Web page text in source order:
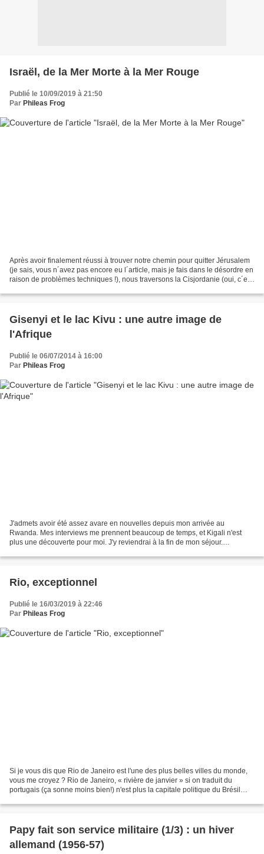
Israël, de la Mer Morte à la Mer Rouge
Publié le 10/09/2019 à 21:50
Par Phileas Frog
Après avoir finalement réussi à trouver notre chemin pour quitter Jérusalem
(je sais, vous n´avez pas encore eu l´article, mais je fais dans le désordre en
raison de problèmes techniques !), nous traversons la Cisjordanie (oui, c´est
Gisenyi et le lac Kivu : une autre image de
l'Afrique
Publié le 06/07/2014 à 16:00
Par Phileas Frog
J'admets avoir été assez avare en nouvelles depuis mon arrivée au
Rwanda. Mes interviews me prennent beaucoup de temps, et Kigali n'est
plus une découverte pour moi. J'y reviendrai à la fin de mon séjour.
Rio, exceptionnel
Publié le 16/03/2019 à 22:46
Par Phileas Frog
Si je vous dis que Rio de Janeiro est l'une des plus belles villes du monde,
vous me croyez ? Rio de Janeiro, « rivière de janvier » si on traduit du
portugais (ça sonne moins bien!) n'est plus la capitale politique du Brésil
Papy fait son service militaire (1/3) : un hiver
allemand (1956-57)